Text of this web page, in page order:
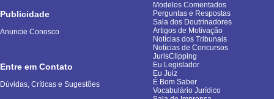
Publicidade
Anuncie Conosco
Entre em Contato
Dúvidas, Críticas e Sugestões
Modelos Comentados
Perguntas e Respostas
Sala dos Doutrinadores
Artigos de Motivação
Notícias dos Tribunais
Notícias de Concursos
JurisClipping
Eu Legislador
Eu Juiz
É Bom Saber
Vocabulário Jurídico